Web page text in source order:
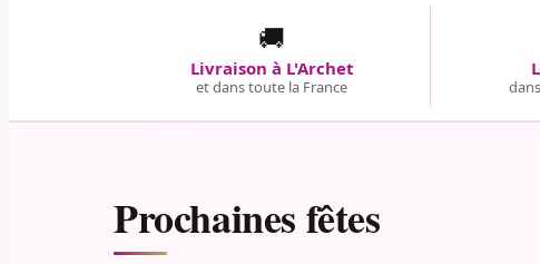
🚚
Livraison à L'Archet
et dans toute la France
Prochaines fêtes